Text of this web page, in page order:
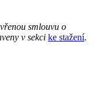
smlouvu o
v sekci ke stažení.